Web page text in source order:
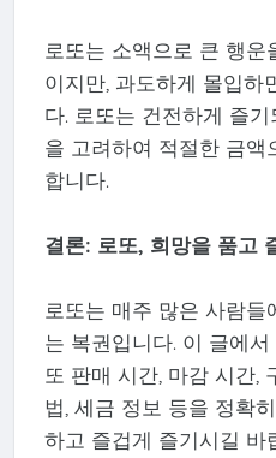
로또는 소액으로 큰 행운
이지만, 과도하게 몰입하
다. 로또는 건전하게 즐
을 고려하여 적절한 금액
합니다.
결론: 로또, 희망을 품고
로또는 매주 많은 사람들
는 복권입니다. 이 글에
또 판매 시간, 마감 시간,
법, 세금 정보 등을 정확
하고 즐겁게 즐기시길 바